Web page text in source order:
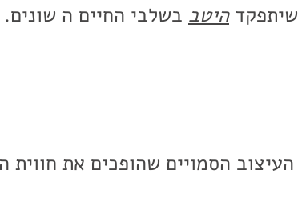
שיתפקדהיטב בשלבי החיים ה שונים.
הסמויים שהופכים את חווית